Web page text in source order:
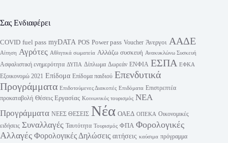
Σας Ενδιαφέρει
COVID fuel pass myDATA POS Power pass Voucher Άνεργοι ΑΑΔΕ
Αίτηση Αγρότες Αθλητικά σωματεία Αλλάζω συσκευή Ανακυκλώνω Συσκευή
Ασφαλιστική ενημερότητα ΔΥΠΑ Δίπλωμα Δωρεάν ΕΝΦΙΑ ΕΣΠΑ ΕΦΚΑ
Εξοικονομώ 2021 Επίδομα Επίδομα παιδιού Επενδυτικά
Προγράμματα Επιδοτούμενες Διακοπές Επιδόματα Επιστρεπτέα
προκαταβολή Θέσεις Εργασίας Κοινωνικός τουρισμός ΝΕΑ
Προγράμματα ΝΕΕΣ ΘΕΣΕΙΣ Νέα ΟΑΕΔ ΟΠΕΚΑ Οικονομικές
ειδήσεις Συναλλαγές Ταυτότητα Τουρισμός ΦΠΑ Φορολογικές
Αλλαγές Φορολογικές Δηλώσεις αιτήσεις καύσιμα πρόγραμμα